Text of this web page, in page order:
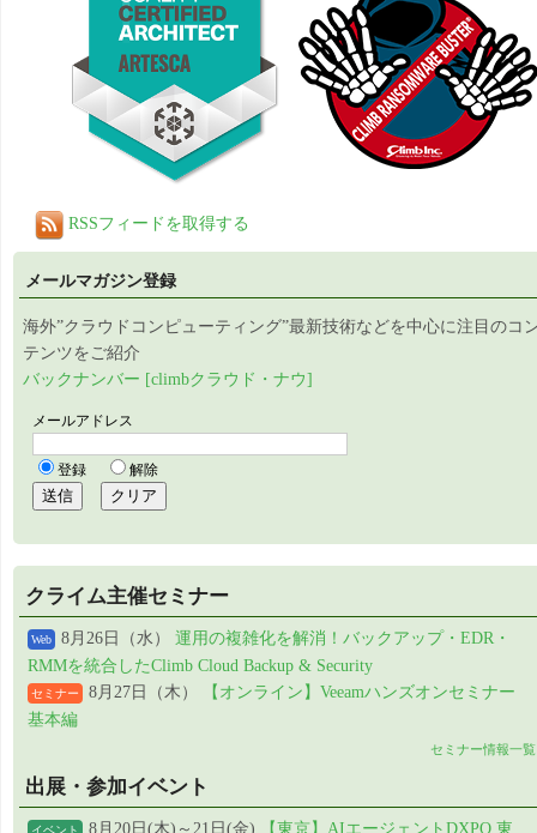
RSSフィードを取得する
メールマガジン登録
海外”クラウドコンピューティング”最新技術などを中心に注目のコ
テンツをご紹介
バックナンバー [climbクラウド・ナウ]
クライム主催セミナー
Web 8月26日（水） 運用の複雑化を解消！バックアップ・EDR・
RMMを統合したClimb Cloud Backup & Security
セミナー 8月27日（木）
【オンライン】Veeamハンズオンセミナー
基本編
セミナー情報一覧
出展・参加イベント
イベント 8月20日(木)～21日(金) 【東京】AIエージェントDXPO 東